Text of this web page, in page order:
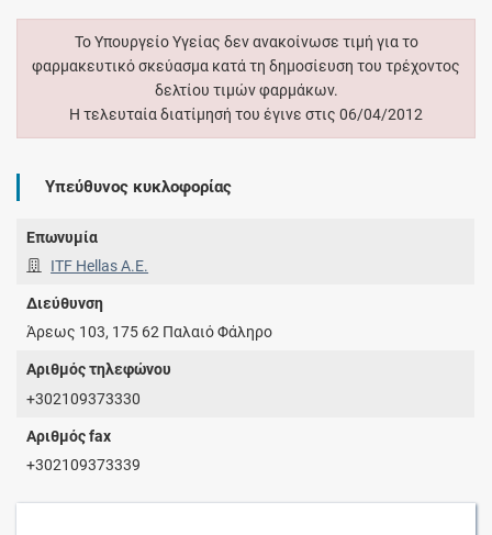
Το Υπουργείο Υγείας δεν ανακοίνωσε τιμή για το
φαρμακευτικό σκεύασμα κατά τη δημοσίευση του τρέχοντος
δελτίου τιμών φαρμάκων.
Η τελευταία διατίμησή του έγινε στις 06/04/2012
Υπεύθυνος κυκλοφορίας
Επωνυμία
ITF Hellas Α.Ε.
Διεύθυνση
Άρεως 103, 175 62 Παλαιό Φάληρο
Αριθμός τηλεφώνου
+302109373330
Αριθμός fax
+302109373339